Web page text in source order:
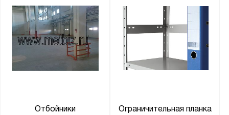
Отбойники
Ограничительная планка